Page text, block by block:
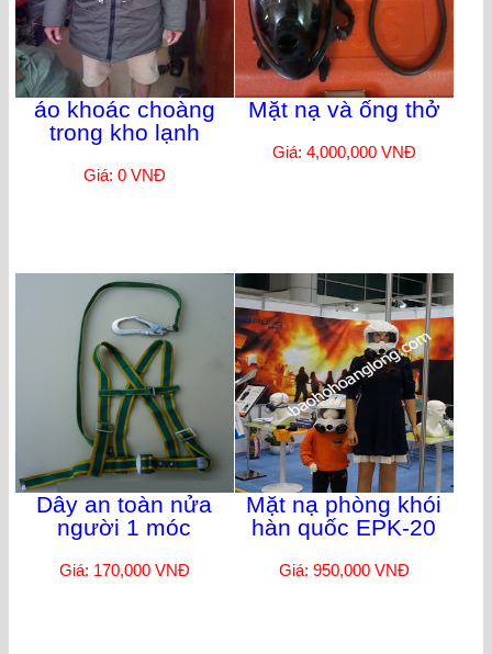
áo khoác choàng
trong kho lạnh
Giá: 0 VNĐ
Mặt nạ và ống thở
Giá: 4,000,000 VNĐ
Dây an toàn nửa
người 1 móc
Giá: 170,000 VNĐ
Mặt nạ phòng khói
hàn quốc EPK-20
Giá: 950,000 VNĐ